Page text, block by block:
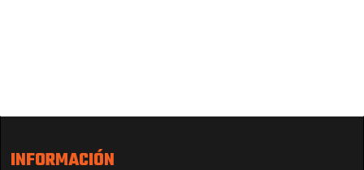
INFORMACIÓN